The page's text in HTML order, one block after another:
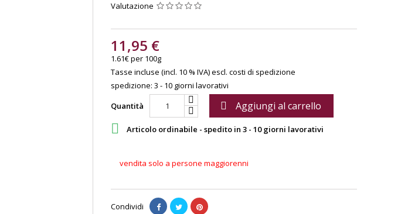
Valutazione
11,95 €
1.61€ per 100g
Tasse incluse (incl. 10 % IVA)escl. costi di spedizione
spedizione: 3 - 10 giorni lavorativi
Quantità
 Aggiungi al carrello
 Articolo ordinabile - spedito in 3 - 10 giorni lavorativi
vendita solo a persone maggiorenni
Condividi